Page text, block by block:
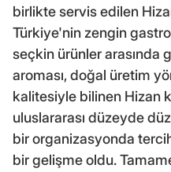
birlikte servis edilen
Türkiye'nin zengin
seçkin ürünler arasında
aroması, doğal üretim
kalitesiyle bilinen Hizan
uluslararası düzeyde
bir organizasyonda
bir gelişme oldu.